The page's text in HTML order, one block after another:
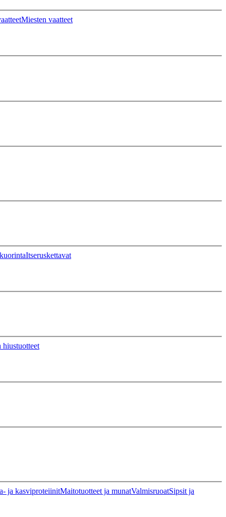
Miesten vaatteet
Itseruskettavat
hiustuotteet
ja kasviproteiinitMaitotuotteet ja munatValmisruoatSipsit ja